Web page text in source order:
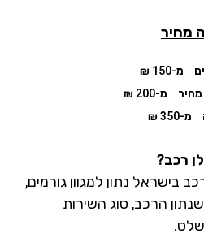
₪
מ-200 ₪
נתון למגוון גורמים,
הרכב, סוג השירות